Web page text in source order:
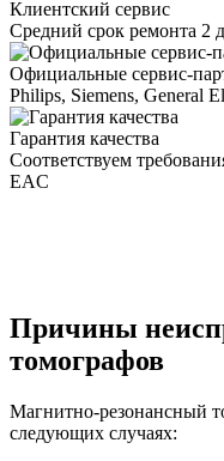
Клиентский сервис
Средний срок ремонта 2
Официальные сервис-
Philips, Siemens, General
Гарантия качества
Соответствуем
EAC
Причины
томографов
Магнитно-резонансный
следующих случаях: